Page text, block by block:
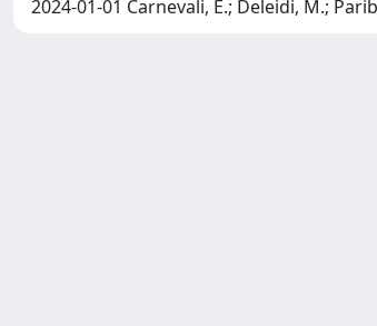
2024-01-01 Carnevali, E.; Deleidi, M.;